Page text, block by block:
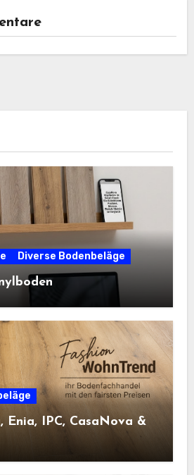
Diverse Bodenbeläge
Enia, IPC, CasaNova &